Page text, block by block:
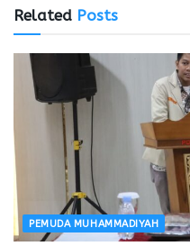
Related Posts
PEMUDA MUHAMMADIYAH